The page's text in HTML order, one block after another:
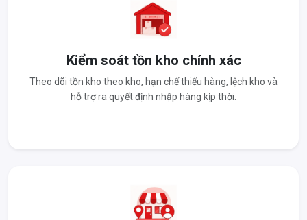
Kiểm soát tồn kho chính xác
Theo dõi tồn kho theo kho, hạn chế thiếu hàng, lệch kho và
hỗ trợ ra quyết định nhập hàng kịp thời.